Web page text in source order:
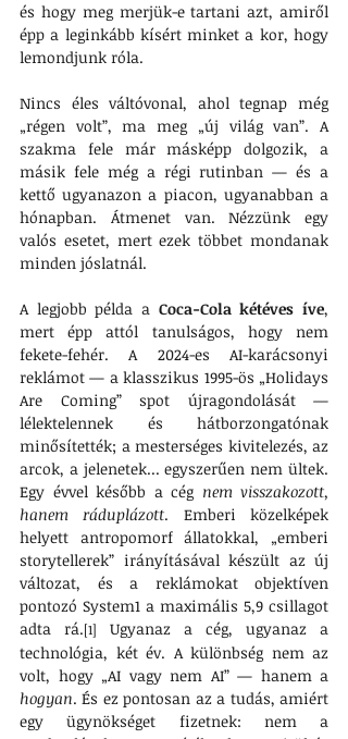
és hogy meg merjük-e tartani azt, amiről
épp a leginkább kísért minket a kor, hogy
lemondjunk róla.
Nincs éles váltóvonal, ahol tegnap még
„régen volt”, ma meg „új világ van”. A
szakma fele már másképp dolgozik, a
másik fele még a régi rutinban — és a
kettő ugyanazon a piacon, ugyanabban a
hónapban. Átmenet van. Nézzünk egy
valós esetet, mert ezek többet mondanak
minden jóslatnál.
A legjobb példa a Coca-Cola kétéves íve,
mert épp attól tanulságos, hogy nem
fekete-fehér. A 2024-es AI-karácsonyi
reklámot — a klasszikus 1995-ös „Holidays
Are Coming” spot újragondolását —
lélektelennek és hátborzongatónak
minősítették; a mesterséges kivitelezés, az
arcok, a jelenetek... egyszerűen nem ültek.
Egy évvel később a cég nem visszakozott,
hanem ráduplázott. Emberi közelképek
helyett antropomorf állatokkal, „emberi
storytellerek” irányításával készült az új
változat, és a reklámokat objektíven
pontozó System1 a maximális 5,9 csillagot
adta rá.[1]
Ugyanaz a cég, ugyanaz a
technológia, két év. A különbség nem az
hogyan. És ez pontosan az a tudás, amiért
egy ügynökséget fizetnek: nem a